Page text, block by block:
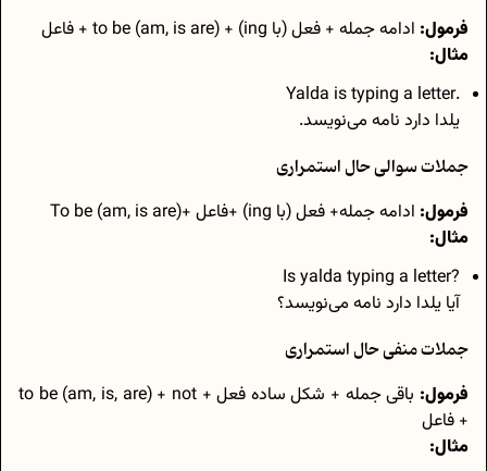
فرمول: ادامه جمله + فعل (با ing) + to be (am, is are) + فاعل
مثال:
.Yalda is typing a letter
یلدا دارد نامه می‌نویسد.
جملات سوالی حال استمراری
فرمول: ادامه جمله+ فعل (با ing) +فاعل +To be (am, is are)
مثال:
?Is yalda typing a letter
آیا یلدا دارد نامه می‌نویسد؟
جملات منفی حال استمراری
فرمول:
باقی جمله + شکل ساده‌ فعل + to be (am, is, are) + not
+ فاعل
مثال: